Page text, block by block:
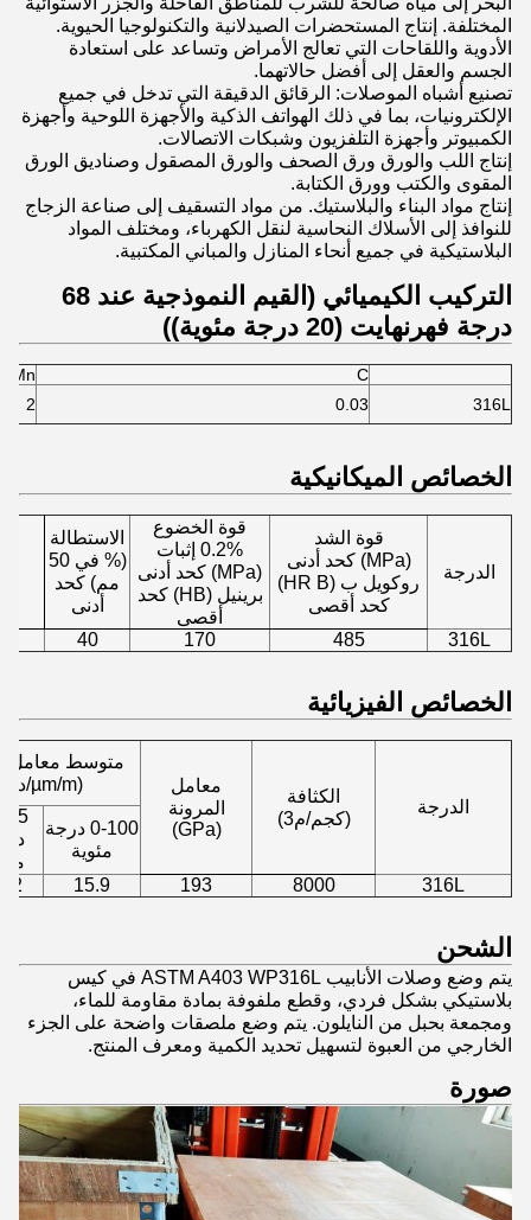
المختلفة. إنتاج المستحضرات الصيدلانية والتكنولوجيا الحيوية.
الأدوية واللقاحات التي تعالج الأمراض وتساعد على استعادة
الجسم والعقل إلى أفضل حالاتهما.
تصنيع أشباه الموصلات: الرقائق الدقيقة التي تدخل في جميع
الإلكترونيات، بما في ذلك الهواتف الذكية والأجهزة اللوحية وأجهزة
الكمبيوتر وأجهزة التلفزيون وشبكات الاتصالات.
إنتاج اللب والورق ورق الصحف والورق المصقول وصناديق الورق
المقوى والكتب وورق الكتابة.
إنتاج مواد البناء والبلاستيك. من مواد التسقيف إلى صناعة الزجاج
للنوافذ إلى الأسلاك النحاسية لنقل الكهرباء، ومختلف المواد
البلاستيكية في جميع أنحاء المنازل والمباني المكتبية.
التركيب الكيميائي (القيم النموذجية عند 68
درجة فهرنهايت (20 درجة مئوية))
C
Mn
316L
0.03
2
الخصائص الميكانيكية
الدرجة
قوة الشد
(MPa) كحد أدنى
روكويل ب (HR B)
كحد أقصى
قوة الخضوع
0.2% إثبات
(MPa) كحد أدنى
برينيل (HB) كحد
أقصى
الاستطالة
(% في 50
مم) كحد
أدنى
316L
485
170
40
الخصائص الفيزيائية
الدرجة
الكثافة
(كجم/م3)
معامل
المرونة
(GPa)
متوسط معامل
(µm/m/درجة مئوية)
0-100 درجة
مئوية
316L
8000
193
15.9
الشحن
يتم وضع وصلات الأنابيب ASTM A403 WP316L في كيس
بلاستيكي بشكل فردي، وقطع ملفوفة بمادة مقاومة للماء،
ومجمعة بحبل من النايلون. يتم وضع ملصقات واضحة على الجزء
الخارجي من العبوة لتسهيل تحديد الكمية ومعرف المنتج.
صورة